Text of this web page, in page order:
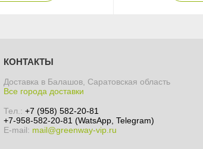
КОНТАКТЫ
Доставка в Балашов, Саратовская область
Все города доставки
Тел.:+7 (958) 582-20-81
+7-958-582-20-81 (WatsApp, Telegram)
E-mail: mail@greenway-vip.ru